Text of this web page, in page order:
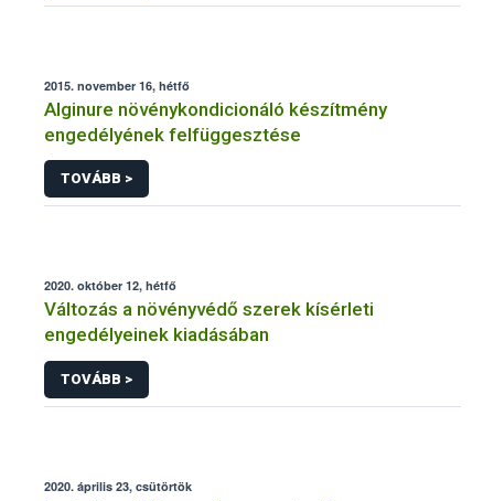
2015. november 16, hétfő
Alginure növénykondicionáló készítmény
engedélyének felfüggesztése
TOVÁBB >
2020. október 12, hétfő
Változás a növényvédő szerek kísérleti
engedélyeinek kiadásában
TOVÁBB >
2020. április 23, csütörtök